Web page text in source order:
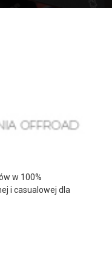
w 100%
i casualowej dla